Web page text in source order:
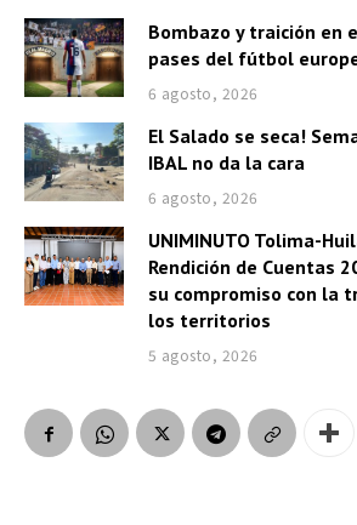
Bombazo y traición en
pases del fútbol
6 agosto, 2026
El Salado se seca!
IBAL no da la cara
6 agosto, 2026
UNIMINUTO Tolima-
Rendición de Cuentas
su compromiso con la
los territorios
5 agosto, 2026